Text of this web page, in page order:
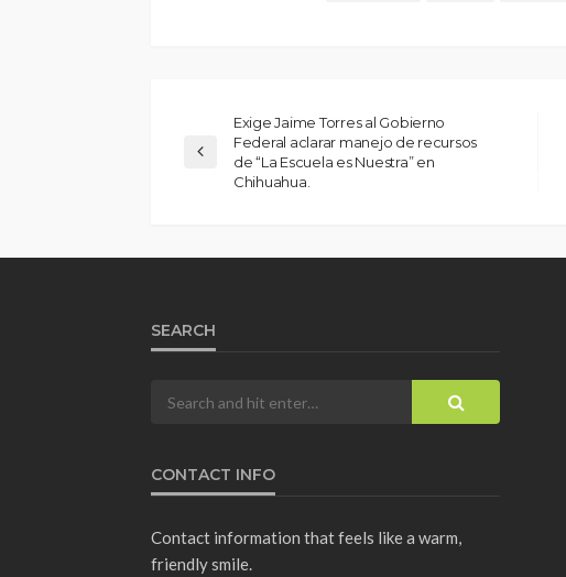
Exige Jaime Torres al Gobierno
Federal aclarar manejo de recursos
de “La Escuela es Nuestra” en
Chihuahua.
SEARCH
CONTACT INFO
Contact information that feels like a warm,
friendly smile.